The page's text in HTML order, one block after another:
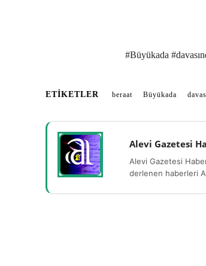
#Büyükada
ETIKETLER beraat Büyükada
Alevi Gazetesi
Alevi Gazetesi
derlenen haberleri